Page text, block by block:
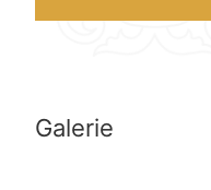
Galerie